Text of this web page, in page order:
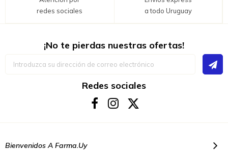
redes sociales
a todo Uruguay
¡No te pierdas nuestras ofertas!
Redes sociales
Bienvenidos A Farma.uy